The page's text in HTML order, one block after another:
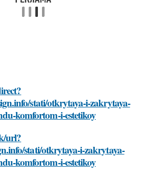
stati/otkrytaya-i-zakrytaya-
komfortom-i-estetikoy
url?
stati/otkrytaya-i-zakrytaya-
komfortom-i-estetikoy